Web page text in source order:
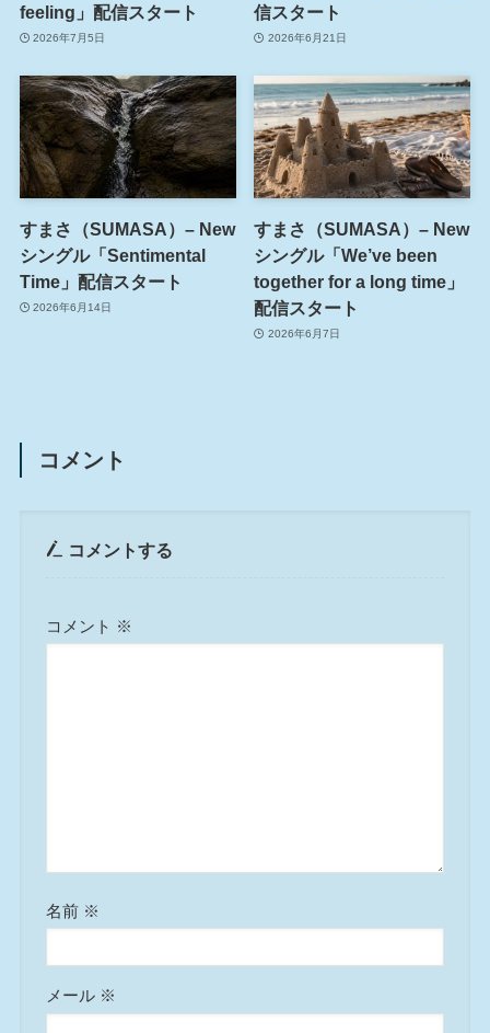
feeling」配信スタート
2026年7月5日
信スタート
2026年6月21日
すまさ（SUMASA）– New
シングル「Sentimental
Time」配信スタート
2026年6月14日
すまさ（SUMASA）– New
シングル「We’ve been
together for a long time」
配信スタート
2026年6月7日
コメント
コメントする
コメント ※
名前 ※
メール ※